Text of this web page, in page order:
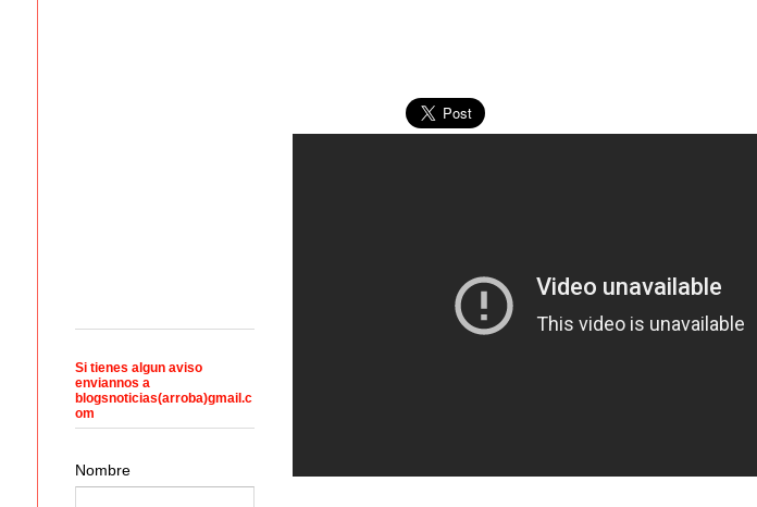
Si tienes algun aviso
enviannos a
blogsnoticias(arroba)gmail.c
om
Nombre